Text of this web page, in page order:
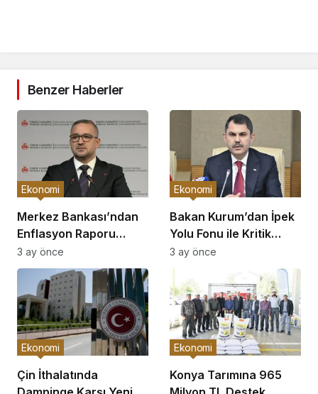
Benzer Haberler
Merkez Bankası’ndan
Enflasyon Raporu
Açıklaması
Ekonomi
3 ay önce
Bakan Kurum’dan İpek
Yolu Fonu ile Kritik
Görüşme
Ekonomi
3 ay önce
Çin İthalatında
Ekonomi
Konya Tarımına 965
Ekonomi